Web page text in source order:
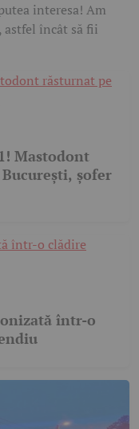
interesa! Am
încât să fii
Mastodont
șofer
într-o